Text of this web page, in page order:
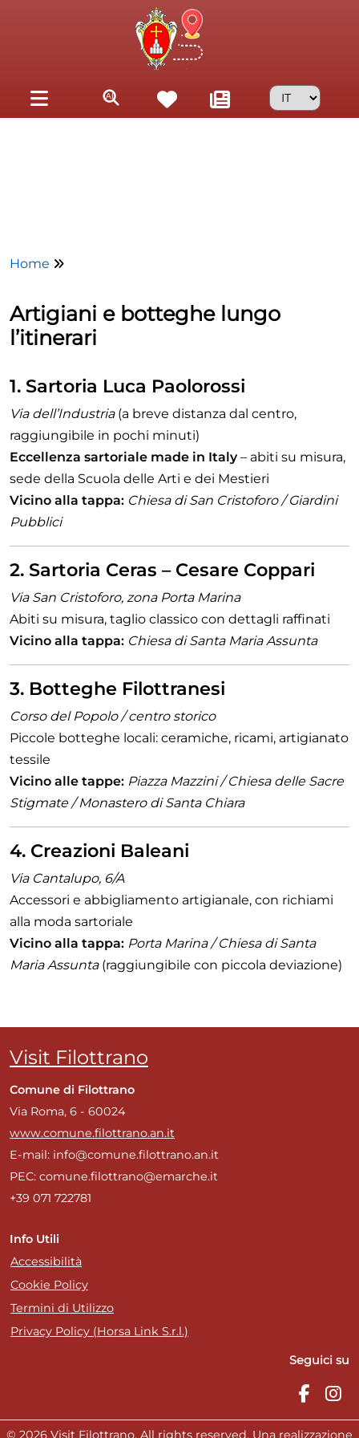
Home
Artigiani e botteghe lungo
l’itinerari
1. Sartoria Luca Paolorossi
Via dell’Industria(a breve distanza dal centro,
raggiungibile in pochi minuti)
Eccellenza sartoriale made in Italy– abiti su misura,
sede della Scuola delle Arti e dei Mestieri
Vicino alla tappa: Chiesa di San Cristoforo / Giardini
Pubblici
2. Sartoria Ceras – Cesare Coppari
Via San Cristoforo, zona Porta Marina
Abiti su misura, taglio classico con dettagli raffinati
Vicino alla tappa: Chiesa di Santa Maria Assunta
3. Botteghe Filottranesi
Corso del Popolo / centro storico
Piccole botteghe locali: ceramiche, ricami, artigianato
tessile
Vicino alle tappe: Piazza Mazzini / Chiesa delle Sacre
Stigmate / Monastero di Santa Chiara
4. Creazioni Baleani
Via Cantalupo, 6/A
Accessori e abbigliamento artigianale, con richiami
alla moda sartoriale
Vicino alla tappa: Porta Marina / Chiesa di Santa
Maria Assunta(raggiungibile con piccola deviazione)
Visit Filottrano
Comune di Filottrano
Via Roma, 6 - 60024
www.comune.filottrano.an.it
E-mail: info@comune.filottrano.an.it
PEC: comune.filottrano@emarche.it
+39 071 722781
Info Utili
Accessibilità
Cookie Policy
Termini di Utilizzo
Privacy Policy (Horsa Link S.r.l.)
Seguici su
© 2026 Visit Filottrano. All rights reserved. Una realizzazione